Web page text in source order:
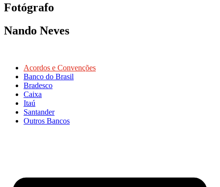
Fotógrafo
Nando Neves
Acordos e Convenções
Banco do Brasil
Bradesco
Caixa
Itaú
Santander
Outros Bancos